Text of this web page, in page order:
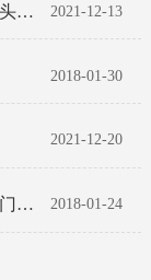
2021-12-13
门头广告招牌怎么做好看？记住这三点门头招牌脱颖而出！
2018-01-30
2021-12-20
2018-01-24
广告招牌制作公司讲解怎么设计制作餐厅门头招牌